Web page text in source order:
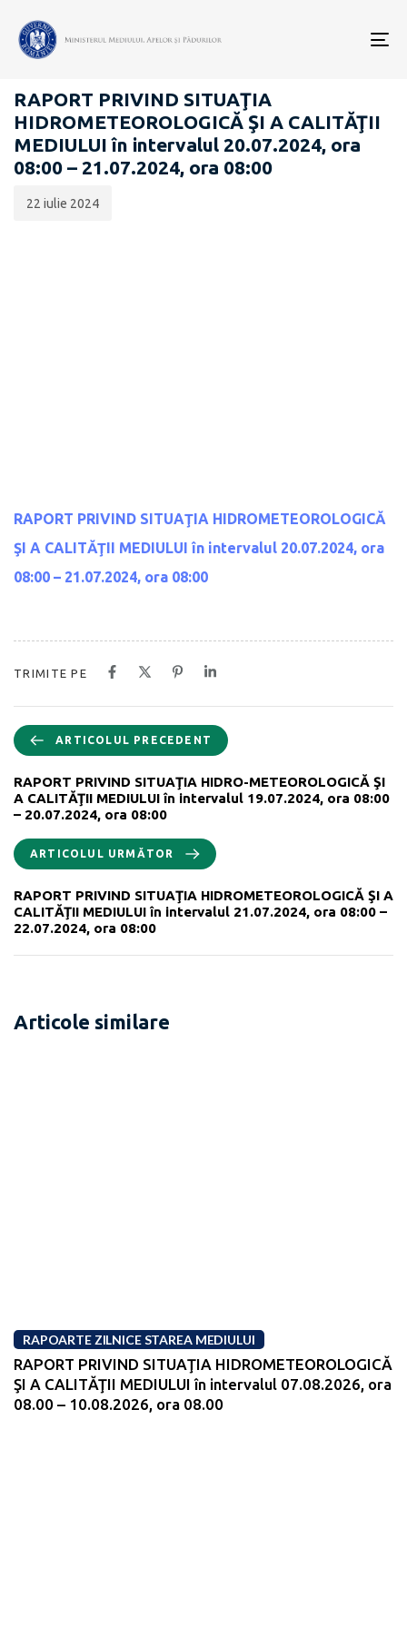
RAPOARTE ZILNICE STAREA MEDIULUI
RAPORT PRIVIND SITUAŢIA
HIDROMETEOROLOGICĂ ŞI A CALITĂŢII
MEDIULUI în intervalul 20.07.2024, ora
08:00 – 21.07.2024, ora 08:00
publicării:
22 iulie 2024
RAPORT PRIVIND SITUAŢIA HIDROMETEOROLOGICĂ
ŞI A CALITĂŢII MEDIULUI în intervalul 20.07.2024, ora
08:00 – 21.07.2024, ora 08:00
TRIMITE PE
ARTICOLUL PRECEDENT
RAPORT PRIVIND SITUAŢIA HIDRO-METEOROLOGICĂ ŞI
A CALITĂŢII MEDIULUI în intervalul 19.07.2024, ora 08:00
– 20.07.2024, ora 08:00
ARTICOLUL URMĂTOR
RAPORT PRIVIND SITUAŢIA HIDROMETEOROLOGICĂ ŞI A
CALITĂŢII MEDIULUI în intervalul 21.07.2024, ora 08:00 –
22.07.2024, ora 08:00
Articole similare
RAPOARTE ZILNICE STAREA MEDIULUI
RAPORT PRIVIND SITUAŢIA HIDROMETEOROLOGICĂ
ŞI A CALITĂŢII MEDIULUI în intervalul 07.08.2026, ora
08.00 – 10.08.2026, ora 08.00